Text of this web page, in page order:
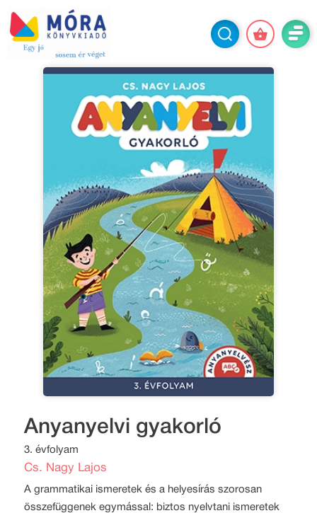
Anyanyelvi gyakorló
3. évfolyam
Cs. Nagy Lajos
A grammatikai ismeretek és a helyesírás szorosan
összefüggenek egymással: biztos nyelvtani ismeretek